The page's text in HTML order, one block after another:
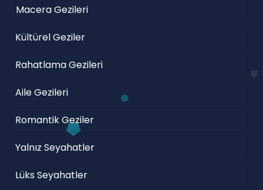
Macera Gezileri
Kültürel Geziler
Rahatlama Gezileri
Aile Gezileri
Romantik Geziler
Yalnız Seyahatler
Lüks Seyahatler